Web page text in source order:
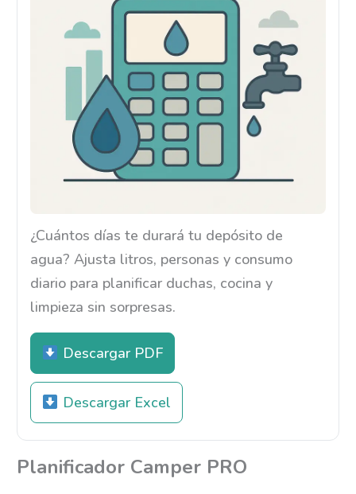
¿Cuántos días te durará tu depósito de
agua? Ajusta litros, personas y consumo
diario para planificar duchas, cocina y
limpieza sin sorpresas.
Descargar PDF
Descargar Excel
Planificador Camper PRO